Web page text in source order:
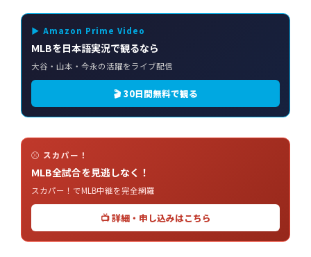
▶ Amazon Prime Video
MLBを日本語実況で観るなら
大谷・山本・今永の活躍をライブ配信
🎬 30日間無料で観る
⚾ スカパー！
MLB全試合を見逃しなく！
スカパー！でMLB中継を完全網羅
📺 詳細・申し込みはこちら